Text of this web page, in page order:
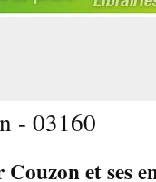
- 03160
et ses